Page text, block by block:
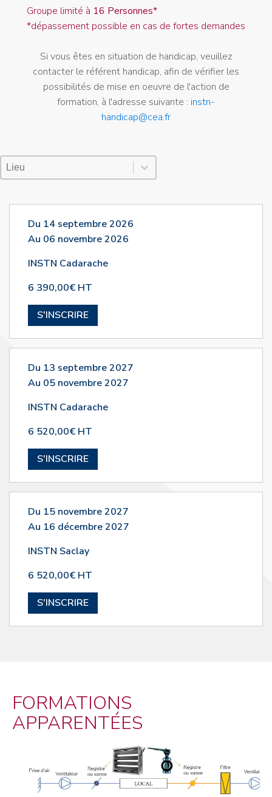
Groupe limité à 16 Personnes*
*dépassement possible en cas de fortes demandes
Si vous êtes en situation de handicap, veuillez
contacter le référent handicap, afin de vérifier les
possibilités de mise en oeuvre de l'action de
formation, à l'adresse suivante : instn-
handicap@cea.fr
Lieu Session
Sélectionnez le contenu
Sélectionnez le contenu
Du 14 septembre 2026
Au 06 novembre 2026
INSTN Cadarache
6 390,00€ HT
S'INSCRIRE
Du 13 septembre 2027
Au 05 novembre 2027
INSTN Cadarache
6 520,00€ HT
S'INSCRIRE
Du 15 novembre 2027
Au 16 décembre 2027
INSTN Saclay
6 520,00€ HT
S'INSCRIRE
FORMATIONS
APPARENTÉES